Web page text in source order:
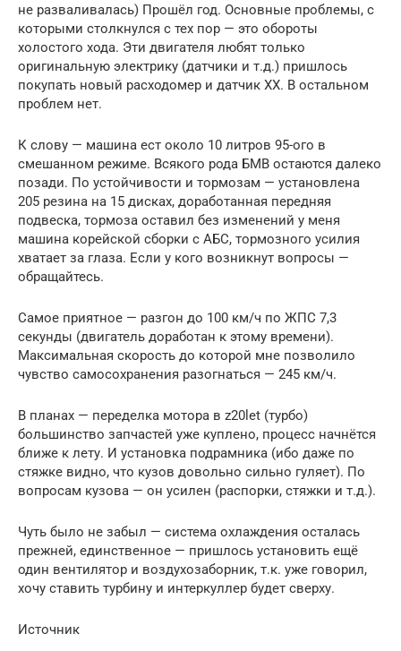
не разваливалась) Прошёл год. Основные проблемы, с
которыми столкнулся с тех пор — это обороты
холостого хода. Эти двигателя любят только
оригинальную электрику (датчики и т.д.) пришлось
покупать новый расходомер и датчик ХХ. В остальном
проблем нет.
К слову — машина ест около 10 литров 95-ого в
смешанном режиме. Всякого рода БМВ остаются далеко
позади. По устойчивости и тормозам — установлена
205 резина на 15 дисках, доработанная передняя
подвеска, тормоза оставил без изменений у меня
машина корейской сборки с АБС, тормозного усилия
хватает за глаза. Если у кого возникнут вопросы —
обращайтесь.
Самое приятное — разгон до 100 км/ч по ЖПС 7,3
секунды (двигатель доработан к этому времени).
Максимальная скорость до которой мне позволило
чувство самосохранения разогнаться — 245 км/ч.
В планах — переделка мотора в z20let (турбо)
большинство запчастей уже куплено, процесс начнётся
ближе к лету. И установка подрамника (ибо даже по
стяжке видно, что кузов довольно сильно гуляет). По
вопросам кузова — он усилен (распорки, стяжки и т.д.).
Чуть было не забыл — система охлаждения осталась
прежней, единственное — пришлось установить ещё
один вентилятор и воздухозаборник, т.к. уже говорил,
хочу ставить турбину и интеркуллер будет сверху.
Источник